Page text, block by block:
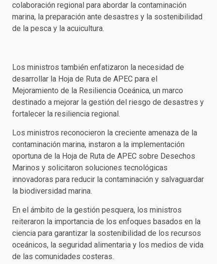
colaboración regional para abordar la contaminación
marina, la preparación ante desastres y la sostenibilidad
de la pesca y la acuicultura.
Los ministros también enfatizaron la necesidad de
desarrollar la Hoja de Ruta de APEC para el
Mejoramiento de la Resiliencia Oceánica, un marco
destinado a mejorar la gestión del riesgo de desastres y
fortalecer la resiliencia regional.
Los ministros reconocieron la creciente amenaza de la
contaminación marina, instaron a la implementación
oportuna de la Hoja de Ruta de APEC sobre Desechos
Marinos y solicitaron soluciones tecnológicas
innovadoras para reducir la contaminación y salvaguardar
la biodiversidad marina.
En el ámbito de la gestión pesquera, los ministros
reiteraron la importancia de los enfoques basados ​​en la
ciencia para garantizar la sostenibilidad de los recursos
oceánicos, la seguridad alimentaria y los medios de vida
de las comunidades costeras.